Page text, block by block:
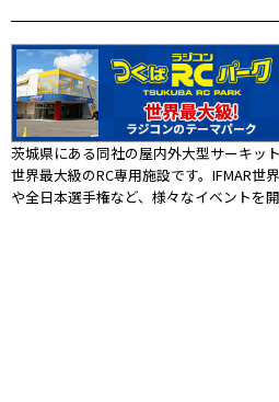
茨城県にある同社の屋内外大型サーキッ
世界最大級のRC専用施設です。IFMAR世
や全日本選手権など、様々なイベントを開